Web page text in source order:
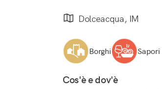
Dolceacqua, IM
Borghi
Cos'è e dov'è